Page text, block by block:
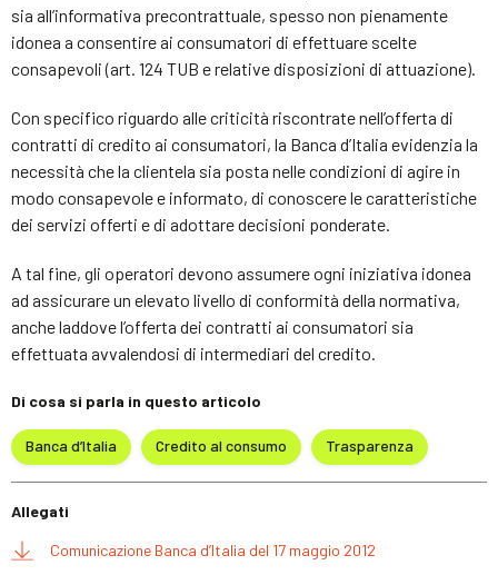
sia all’informativa precontrattuale, spesso non pienamente
idonea a consentire ai consumatori di effettuare scelte
consapevoli (art. 124 TUB e relative disposizioni di attuazione).
Con specifico riguardo alle criticità riscontrate nell’offerta di
contratti di credito ai consumatori, la Banca d’Italia evidenzia la
necessità che la clientela sia posta nelle condizioni di agire in
modo consapevole e informato, di conoscere le caratteristiche
dei servizi offerti e di adottare decisioni ponderate.
A tal fine, gli operatori devono assumere ogni iniziativa idonea
ad assicurare un elevato livello di conformità della normativa,
anche laddove l’offerta dei contratti ai consumatori sia
effettuata avvalendosi di intermediari del credito.
Di cosa si parla in questo articolo
Banca d’Italia Credito al consumo Trasparenza
Allegati
Comunicazione Banca d’Italia del 17 maggio 2012